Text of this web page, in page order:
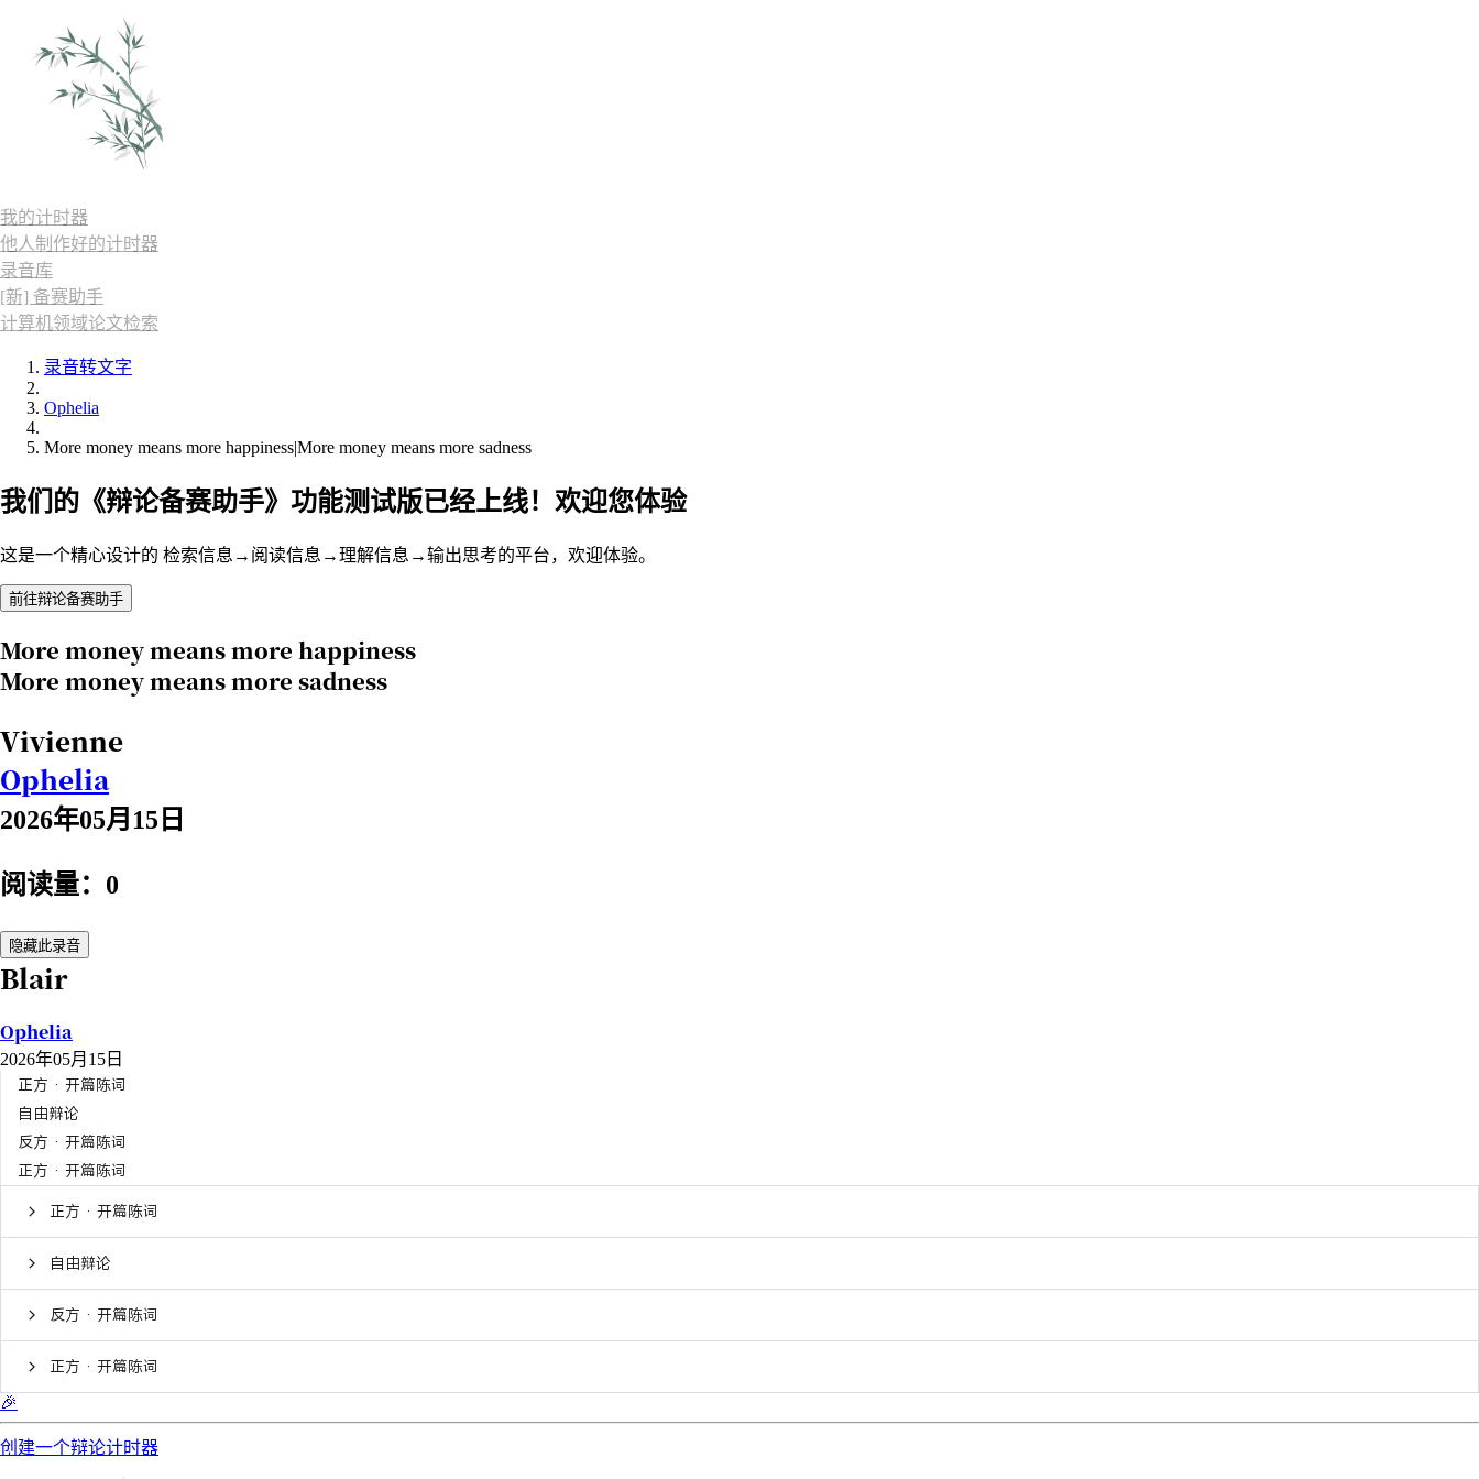
我的计时器
他人制作好的计时器
录音库
[新] 备赛助手
计算机领域论文检索
录音转文字
Ophelia
More money means more happiness|More money means more sadness
我们的《辩论备赛助手》功能测试版已经上线！欢迎您体验
这是一个精心设计的 检索信息→阅读信息→理解信息→输出思考的平台，欢迎体验。
前往辩论备赛助手
More money means more happiness
More money means more sadness
Vivienne
Ophelia
2026年05月15日
阅读量：0
隐藏此录音
Blair
Ophelia
2026年05月15日
正方 · 开篇陈词
自由辩论
反方 · 开篇陈词
正方 · 开篇陈词
正方 · 开篇陈词
自由辩论
反方 · 开篇陈词
正方 · 开篇陈词
🎉
创建一个辩论计时器